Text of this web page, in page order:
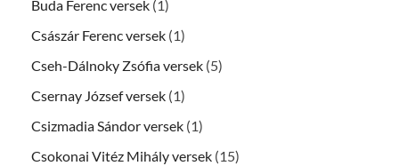
Buda Ferenc versek (1)
Császár Ferenc versek (1)
Cseh-Dálnoky Zsófia versek (5)
Csernay József versek (1)
Csizmadia Sándor versek (1)
Csokonai Vitéz Mihály versek (15)